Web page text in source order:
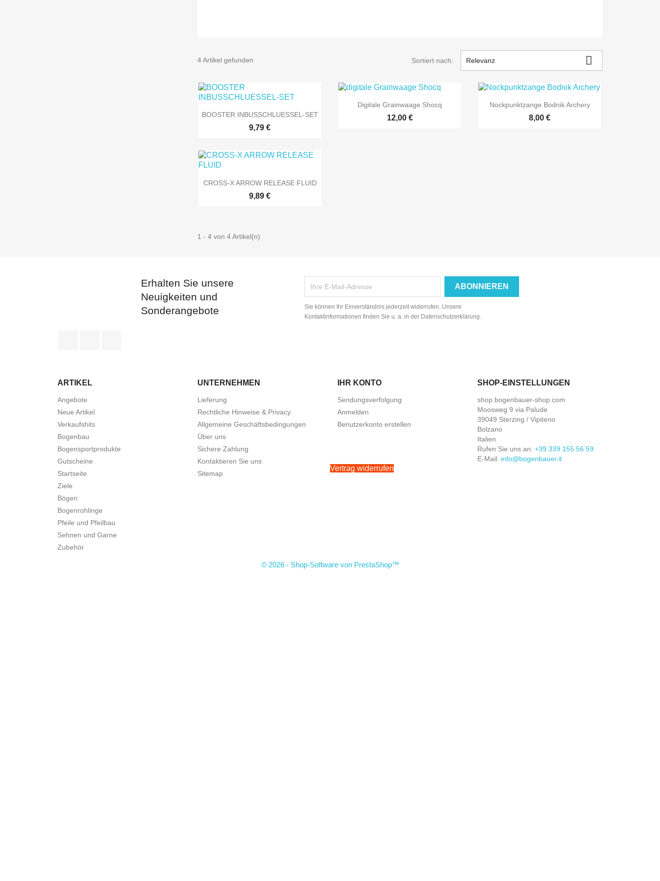
4 Artikel gefunden Sortiert nach: Relevanz 
 Vorschau
BOOSTER INBUSSCHLUESSEL-SET
9,79 €
 Vorschau
Digitale Grainwaage Shocq
12,00 €
 Vorschau
Nockpunktzange Bodnik Archery
8,00 €
 Vorschau
CROSS-X ARROW RELEASE FLUID
9,89 €
1 - 4 von 4 Artikel(n)
Erhalten Sie unsere
Neuigkeiten und
Sonderangebote
Sie können Ihr Einverständnis jederzeit widerrufen. Unsere
Kontaktinformationen finden Sie u. a. in der Datenschutzerklärung.
ARTIKEL
Angebote
Neue Artikel
Verkaufshits
Bogenbau
Bogensportprodukte
Gutscheine
Startseite
Ziele
Bögen
Bogenrohlinge
Pfeile und Pfeilbau
Sehnen und Garne
Zubehör
UNTERNEHMEN
Lieferung
Rechtliche Hinweise & Privacy
Allgemeine Geschäftsbedingungen
Über uns
Sichere Zahlung
Kontaktieren Sie uns
Sitemap
IHR KONTO
Sendungsverfolgung
Anmelden
Benutzerkonto erstellen
SHOP-EINSTELLUNGEN
shop.bogenbauer-shop.com
Moosweg 9 via Palude
39049 Sterzing / Vipiteno
Bolzano
Italien
Rufen Sie uns an: +39 339 155 56 59
E-Mail: info@bogenbauer.it
Vertrag widerrufen
© 2026 - Shop-Software von PrestaShop™